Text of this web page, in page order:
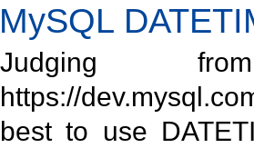
MySQL
Judging
https://
best to use